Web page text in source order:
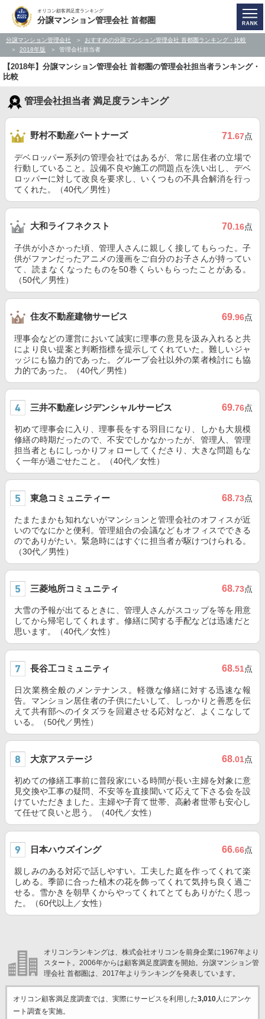
オリコン顧客満足度ランキング
分譲マンション管理会社 首都圏
分譲マンション管理会社
おすすめの分譲マンション管理会社 首都圏ランキング・比較
2018年版
管理会社担当者
【2018年】分譲マンション管理会社 首都圏の管理会社担当者ランキング・
比較
管理会社担当者 満足度ランキング
野村不動産パートナーズ 71.67点
デベロッパー系列の管理会社ではあるが、常に居住者の立場で
行動していること。設備不良や施工の問題点を洗い出し、デベ
ロッパーに対して改良を要求し、いくつもの不具合解消を行っ
てくれた。（40代／男性）
大和ライフネクスト 70.16点
子供が小さかった頃、管理人さんに親しく接してもらった。子
供がファンだったアニメの漫画をご自分のお子さんが持ってい
て、読まなくなったものを50巻くらいもらったことがある。
（50代／男性）
住友不動産建物サービス 69.96点
理事会などの運営において誠実に理事の意見を汲み入れると共
により良い提案と判断指標を提示してくれていた。難しいジャ
ッジにも協力的であった。グループ会社以外の業者検討にも協
力的であった。（40代／男性）
三井不動産レジデンシャルサービス 69.76点
初めて理事会に入り、理事長をする羽目になり、しかも大規模
修繕の時期だったので、不安でしかなかったが、管理人、管理
担当者ともにしっかりフォローしてくださり、大きな問題もな
く一年が過ごせたこと。（40代／女性）
東急コミュニティー 68.73点
たまたまかも知れないがマンションと管理会社のオフィスが近
いのでなにかと便利。管理組合の会議などもオフィスでできる
のでありがたい。緊急時にはすぐに担当者が駆けつけられる。
（30代／男性）
三菱地所コミュニティ 68.73点
大雪の予報が出てるときに、管理人さんがスコップを等を用意
してから帰宅してくれます。修繕に関する手配などは迅速だと
思います。（40代／女性）
長谷工コミュニティ 68.51点
日次業務全般のメンテナンス。軽微な修繕に対する迅速な報
告。マンション居住者の子供にたいして、しっかりと善悪を伝
えて共有部へのイタズラを回避させる応対など、よくこなして
いる。（50代／男性）
大京アステージ 68.01点
初めての修繕工事前に普段家にいる時間が長い主婦を対象に意
見交換や工事の疑問、不安等を直接聞いて応えて下さる会を設
けていただきました。主婦や子育て世帯、高齢者世帯も安心し
て任せて良いと思う。（40代／女性）
日本ハウズイング 66.66点
親しみのある対応で話しやすい。工夫した庭を作ってくれて楽
しめる。季節に合った植木の花を飾ってくれて気持ち良く過ご
せる。雪かきを朝早くからやってくれてとてもありがたく思っ
た。（60代以上／女性）
オリコンランキングは、株式会社オリコンを前身企業に1967年より
スタート。2006年からは顧客満足度調査を開始。分譲マンション管
理会社 首都圏は、2017年よりランキングを発表しています。
オリコン顧客満足度調査では、実際にサービスを利用した3,010人にアンケ
ート調査を実施。